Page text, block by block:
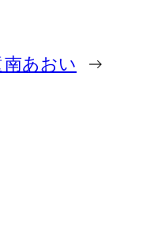
南あおい →